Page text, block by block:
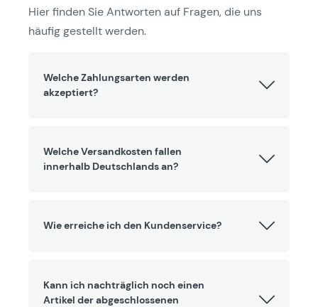
Hier finden Sie Antworten auf Fragen, die uns
häufig gestellt werden.
Welche Zahlungsarten werden
akzeptiert?
Welche Versandkosten fallen
innerhalb Deutschlands an?
Wie erreiche ich den Kundenservice?
Kann ich nachträglich noch einen
Artikel der abgeschlossenen